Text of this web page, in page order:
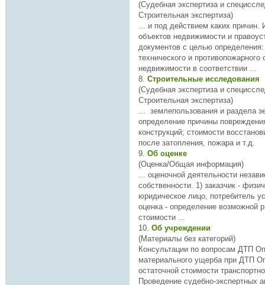
(Судебная экспертиза и
Строительная экспертиза)
... и под действием каких причин. Исследование
объектов недвижимости и
документов с целью определения:
технического и противопожарного
недвижимости в соответствии ...
8. Строительные исследования
(Судебная экспертиза и
Строительная экспертиза)
определение причины повреждения строительных
конструкций; стоимости восстановительного ремонта
9. Об оценке
(Оценка/Общая информация)
... оценочной деятельности
собственности. 1) заказчик - физическое или
юридическое лицо, потребитель
оценка - определение возможной
стоимости ...
10. Об учреждении
(Материалы без категорий)
Консультации по вопросам ДТП
материального ущерба при ДТП
остаточной стоимости
Проведение судебно-экспертных